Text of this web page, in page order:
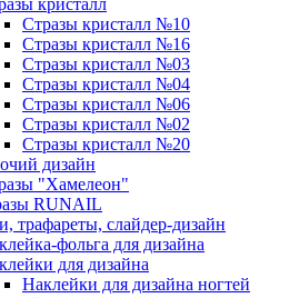
кристалл
Стразы кристалл №10
Стразы кристалл №16
Стразы кристалл №03
Стразы кристалл №04
Стразы кристалл №06
Стразы кристалл №02
Стразы кристалл №20
дизайн
"Хамелеон"
RUNAIL
трафареты, слайдер-дизайн
фольга для дизайна
для дизайна
Наклейки для дизайна ногтей